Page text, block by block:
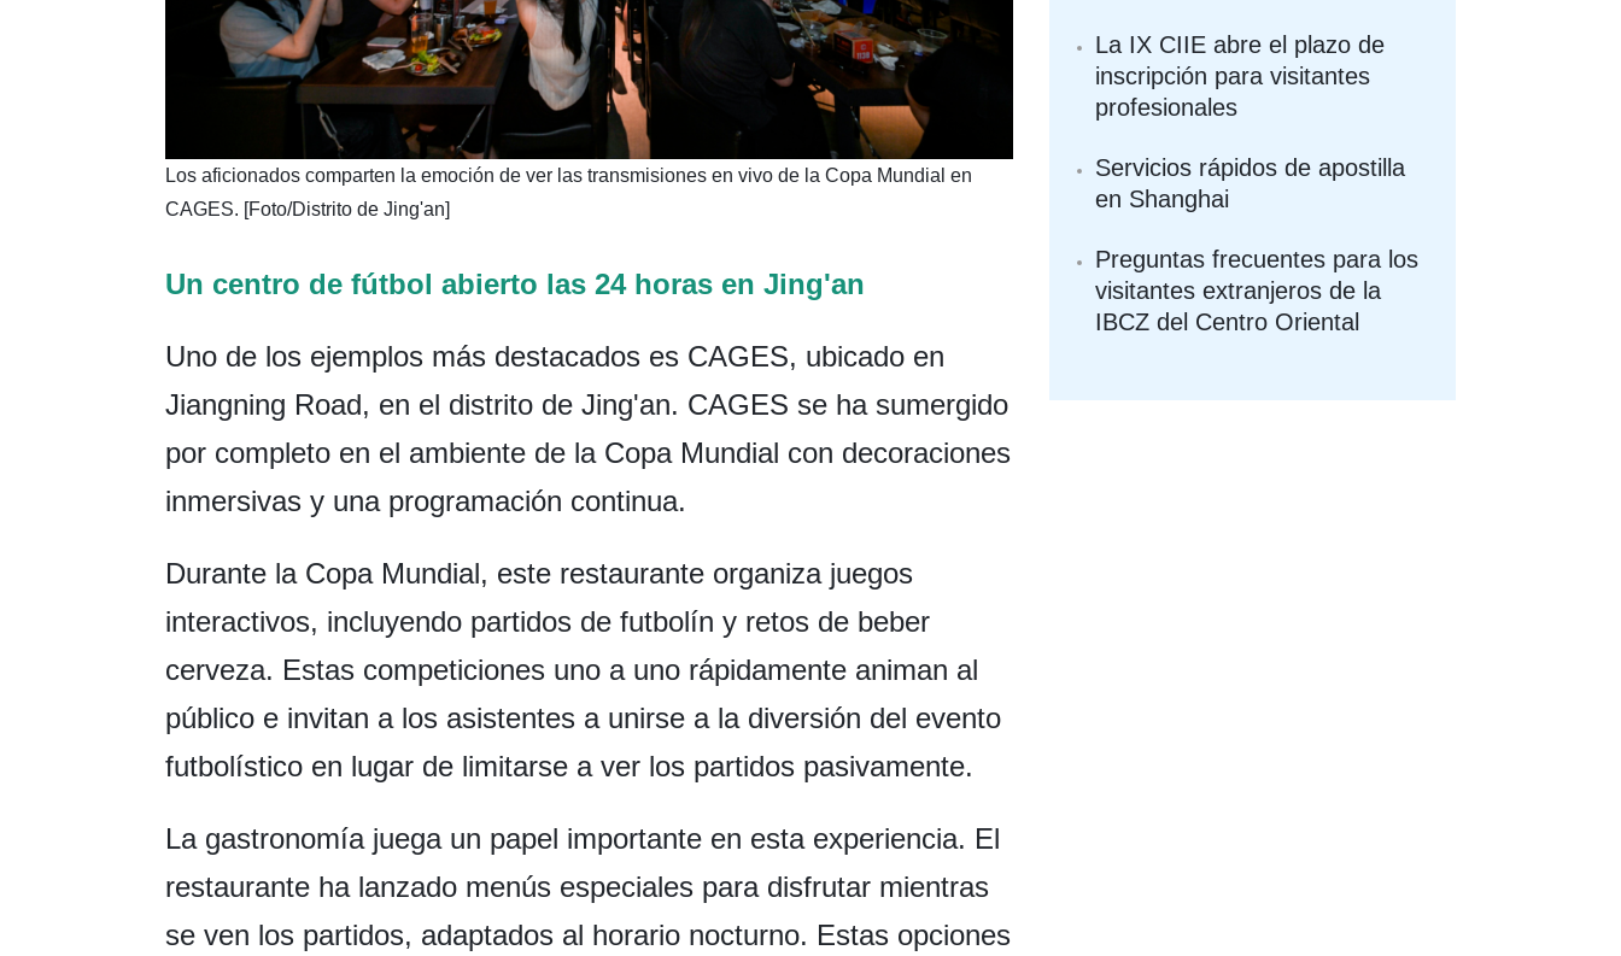
​Los aficionados comparten la emoción de ver las transmisiones en vivo de la Copa Mundial en
CAGES. [Foto/Distrito de Jing'an]
Un centro de fútbol abierto las 24 horas en Jing'an
Uno de los ejemplos más destacados es CAGES, ubicado en
Jiangning Road, en el distrito de Jing'an. CAGES se ha sumergido
por completo en el ambiente de la Copa Mundial con decoraciones
inmersivas y una programación continua.
Durante la Copa Mundial, este restaurante organiza juegos
interactivos, incluyendo partidos de futbolín y retos de beber
cerveza. Estas competiciones uno a uno rápidamente animan al
público e invitan a los asistentes a unirse a la diversión del evento
futbolístico en lugar de limitarse a ver los partidos pasivamente.
La gastronomía juega un papel importante en esta experiencia. El
restaurante ha lanzado menús especiales para disfrutar mientras
se ven los partidos, adaptados al horario nocturno. Estas opciones
La IX CIIE abre el plazo de
inscripción para visitantes
profesionales
Servicios rápidos de apostilla
en Shanghai
Preguntas frecuentes para los
visitantes extranjeros de la
IBCZ del Centro Oriental